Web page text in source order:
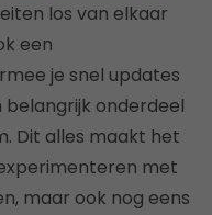
los van elkaar
een
je snel updates
onderdeel
Dit alles maakt het
met
maar ook nog eens